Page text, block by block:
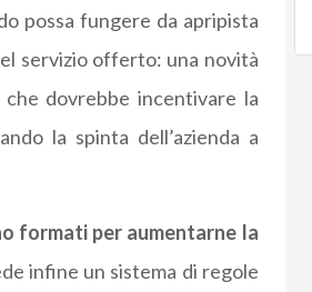
possa fungere da apripista
servizio offerto: una novità
dovrebbe incentivare la
la spinta dell’azienda a
formati per aumentarne la
infine un sistema di regole